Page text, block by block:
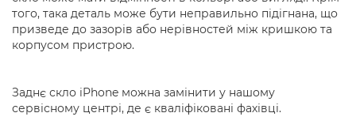
того, така деталь може бути неправильно підігнана, що
призведе до зазорів або нерівностей між кришкою та
корпусом пристрою.
Заднє скло iPhone можна замінити у нашому
сервісному центрі, де є кваліфіковані фахівці.